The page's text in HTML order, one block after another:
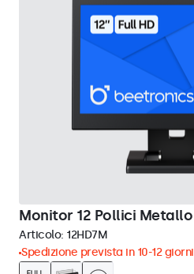
Monitor 12 Pollici Metallo
Articolo: 12HD7M
Spedizione prevista in 10-12 giorni